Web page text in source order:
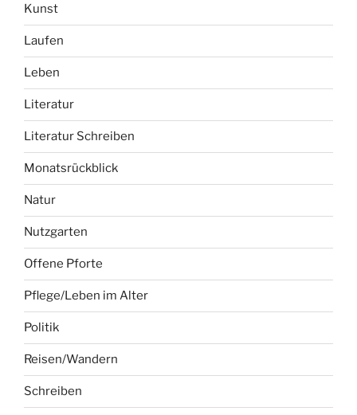
Kunst
Laufen
Leben
Literatur
Literatur Schreiben
Monatsrückblick
Natur
Nutzgarten
Offene Pforte
Pflege/Leben im Alter
Politik
Reisen/Wandern
Schreiben